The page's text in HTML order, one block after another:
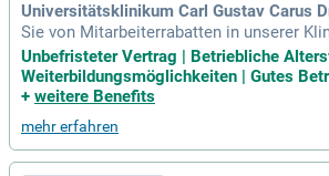
Universitätsklinikum Carl Gustav Carus
Sie von Mitarbeiterrabatten in unserer
siven Corporate Benefits und weiteren
ork-Life-Balance: Unser Familienbüro
gen rund um Kita-Plätze,
Unbefristeter Vertrag | Betriebliche
Weiterbildungsmöglichkeiten | Gutes
+ weitere Benefits
mehr erfahren